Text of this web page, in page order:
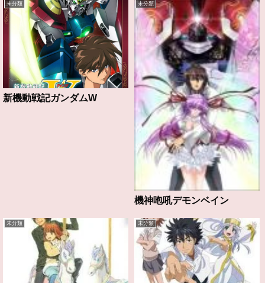
未分類
新機動戦記ガンダムW
未分類
機神咆吼デモンベイン
未分類 未分類